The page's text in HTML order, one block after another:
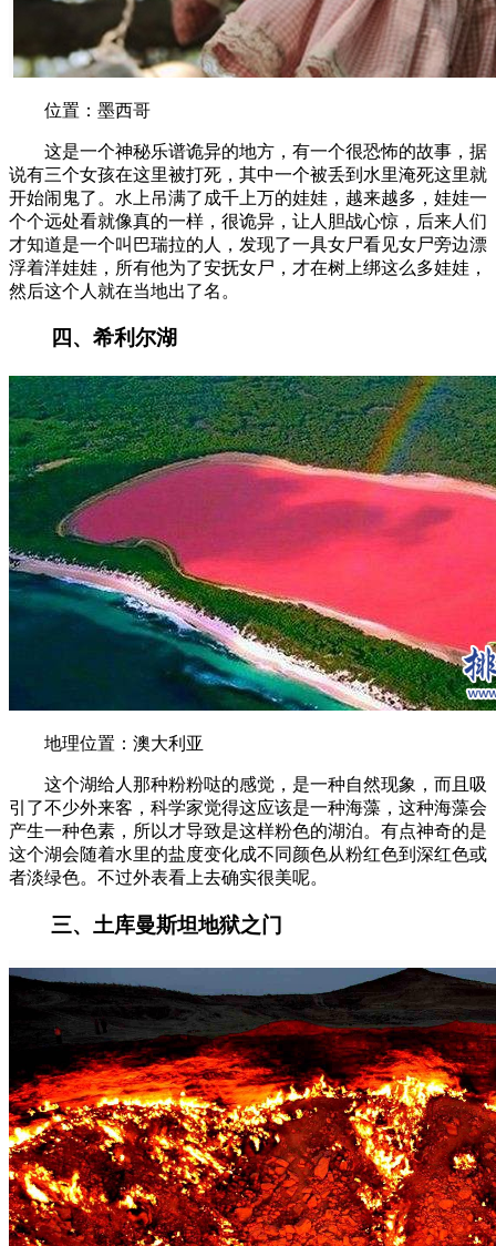
位置：墨西哥
这是一个神秘乐谱诡异的地方，有一个很恐怖的故事，据
说有三个女孩在这里被打死，其中一个被丢到水里淹死这里就
开始闹鬼了。水上吊满了成千上万的娃娃，越来越多，娃娃一
个个远处看就像真的一样，很诡异，让人胆战心惊，后来人们
才知道是一个叫巴瑞拉的人，发现了一具女尸看见女尸旁边漂
浮着洋娃娃，所有他为了安抚女尸，才在树上绑这么多娃娃，
然后这个人就在当地出了名。
四、希利尔湖
地理位置：澳大利亚
这个湖给人那种粉粉哒的感觉，是一种自然现象，而且吸
引了不少外来客，科学家觉得这应该是一种海藻，这种海藻会
产生一种色素，所以才导致是这样粉色的湖泊。有点神奇的是
这个湖会随着水里的盐度变化成不同颜色从粉红色到深红色或
者淡绿色。不过外表看上去确实很美呢。
三、土库曼斯坦地狱之门